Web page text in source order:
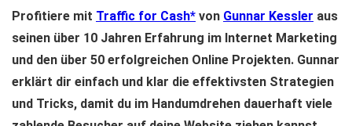
Profitiere mit Traffic for Cash von Gunnar Kessler aus
seinen über 10 Jahren Erfahrung im Internet Marketing
und den über 50 erfolgreichen Online Projekten. Gunnar
erklärt dir einfach und klar die effektivsten Strategien
und Tricks, damit du im Handumdrehen dauerhaft viele